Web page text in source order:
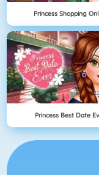
Princess Shopping
Princess Best Date